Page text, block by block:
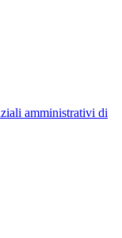
amministrativi di